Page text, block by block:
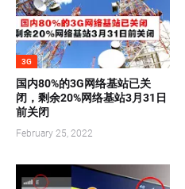
3G
国内80%的3G网络基站已关
闭，剩余20%网络基站3月31日
前关闭
February 25, 2022